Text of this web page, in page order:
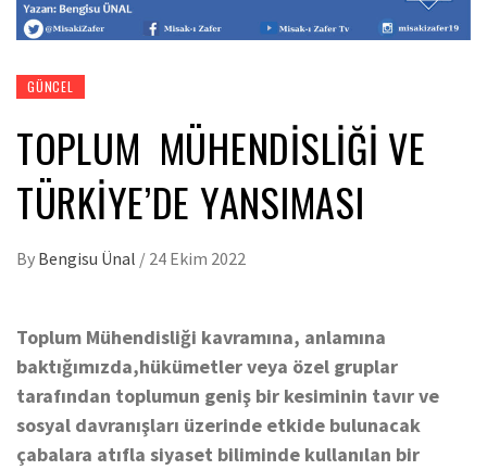
GÜNCEL
TOPLUM MÜHENDİSLİĞİ VE
TÜRKİYE’DE YANSIMASI
By Bengisu Ünal / 24 Ekim 2022
Toplum Mühendisliği kavramına, anlamına
baktığımızda,hükümetler veya özel gruplar
tarafından toplumun geniş bir kesiminin tavır ve
sosyal davranışları üzerinde etkide bulunacak
çabalara atıfla siyaset biliminde kullanılan bir